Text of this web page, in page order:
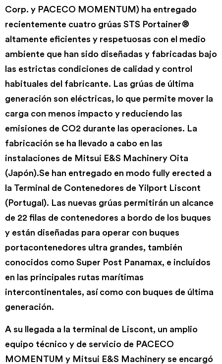
Corp. y PACECO MOMENTUM) ha entregado
recientemente cuatro grúas STS Portainer®
altamente eficientes y respetuosas con el medio
ambiente que han sido diseñadas y fabricadas bajo
las estrictas condiciones de calidad y control
habituales del fabricante. Las grúas de última
generación son eléctricas, lo que permite mover la
carga con menos impacto y reduciendo las
emisiones de CO2 durante las operaciones. La
fabricación se ha llevado a cabo en las
instalaciones de Mitsui E&S Machinery Oita
(Japón).Se han entregado en modo fully erected a
la Terminal de Contenedores de Yilport Liscont
(Portugal). Las nuevas grúas permitirán un alcance
de 22 filas de contenedores a bordo de los buques
y están diseñadas para operar con buques
portacontenedores ultra grandes, también
conocidos como Super Post Panamax, e incluidos
en las principales rutas marítimas
intercontinentales, así como con buques de última
generación.
A su llegada a la terminal de Liscont, un amplio
equipo técnico y de servicio de PACECO
MOMENTUM y Mitsui E&S Machinery se encargó